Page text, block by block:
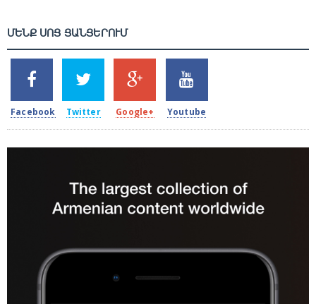
ՄԵՆՔ ՍՈՑ ՑԱՆՑԵՐՈՒՄ
2k
SHARES
Facebook
1.5k
TWEETS
Twitter
203
SHARES
Google+
620
SHARES
Youtube